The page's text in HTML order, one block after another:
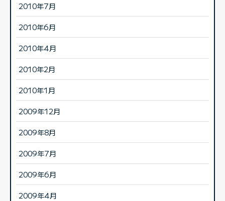
2010年7月
2010年6月
2010年4月
2010年2月
2010年1月
2009年12月
2009年8月
2009年7月
2009年6月
2009年4月